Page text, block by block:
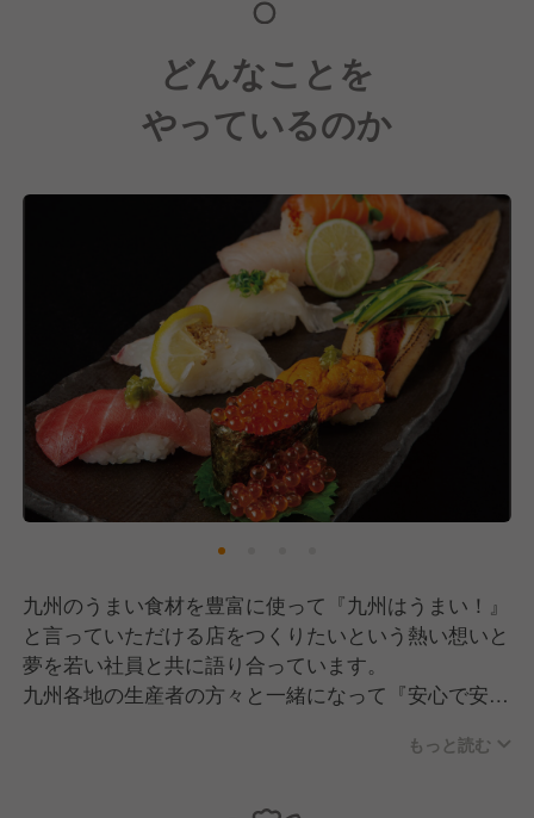
どんなことを
やっているのか
九州のうまい食材を豊富に使って『九州はうまい！』
と言っていただける店をつくりたいという熱い想いと
夢を若い社員と共に語り合っています。
九州各地の生産者の方々と一緒になって『安心で安全
した『食文化』を地域のお客様並びに従業員1人1人と
もっと読む